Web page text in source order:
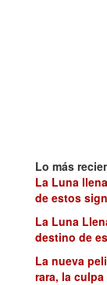
Lo más
La Luna
de estos
La Luna
destino de
La nueva
rara, la